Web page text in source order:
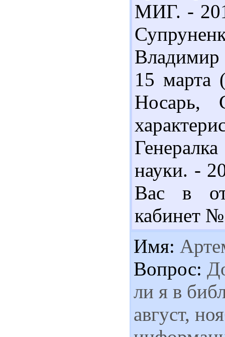
МИГ. -
15
Носарь,
науки. -
Вас в
кабинет
Имя:
Вопрос:
ли я в
август,